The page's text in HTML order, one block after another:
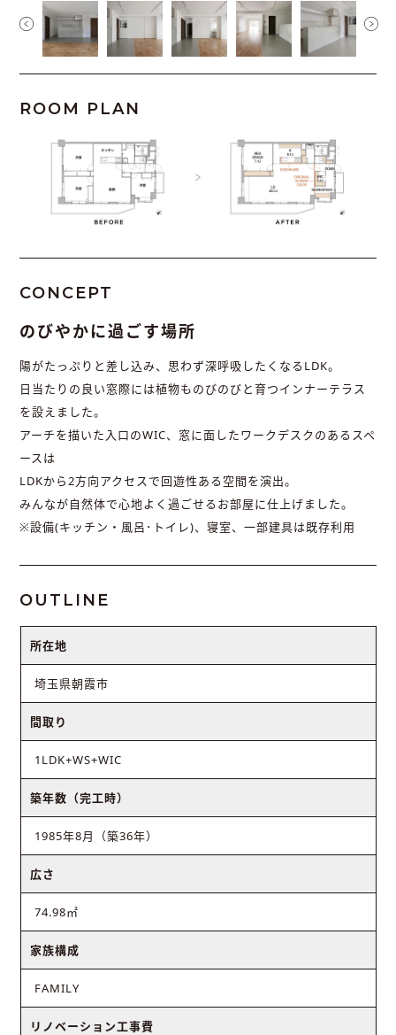
ROOM PLAN
CONCEPT
のびやかに過ごす場所
陽がたっぷりと差し込み、思わず深呼吸したくなるLDK。
日当たりの良い窓際には植物ものびのびと育つインナーテラス
を設えました。
アーチを描いた入口のWIC、窓に面したワークデスクのあるスペ
ースは
LDKから2方向アクセスで回遊性ある空間を演出。
みんなが自然体で心地よく過ごせるお部屋に仕上げました。
※設備(キッチン・風呂･トイレ)、寝室、一部建具は既存利用
OUTLINE
所在地
埼玉県朝霞市
間取り
1LDK+WS+WIC
築年数（完工時）
1985年8月（築36年）
広さ
74.98㎡
家族構成
FAMILY
リノベーション工事費